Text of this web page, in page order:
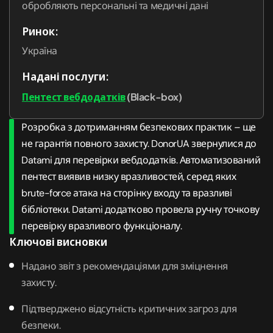
обробляють персональні та медичні дані
Ринок:
Україна
Надані послуги:
Пентест вебдодатків(Black-box)
Ключові висновки
Надано звіт з рекомендаціями для зміцнення
захисту.
Підтверджено відсутність критичних загроз для
безпеки.
Розробка з дотриманням безпекових практик – ще
не гарантія повного захисту. DonorUA звернулися до
Datami для перевірки вебдодатків. Автоматизований
пентест виявив низку вразливостей, серед яких
brute-force атака на сторінку входу та вразливі
бібліотеки. Datami додатково провела ручну точкову
перевірку вразливого функціоналу.